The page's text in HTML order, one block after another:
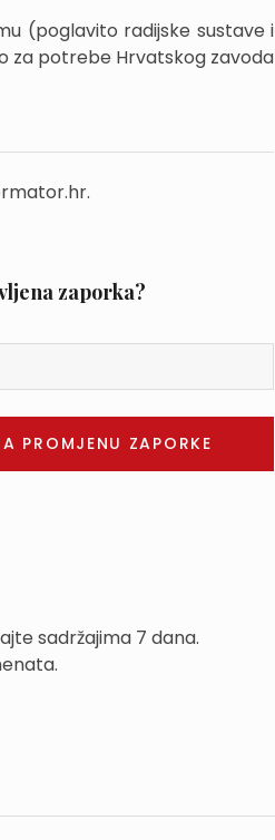
(poglavito radijske sustave i
za potrebe Hrvatskog zavoda
zaporka?
sadržajima 7 dana.